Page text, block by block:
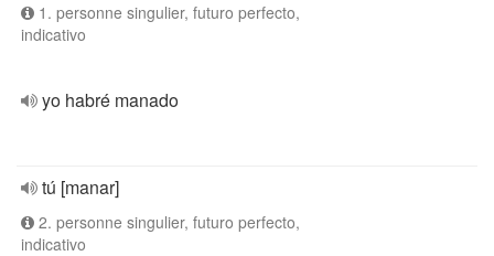
1. personne singulier, futuro perfecto,
indicativo
yo habré manado
tú [manar]
2. personne singulier, futuro perfecto,
indicativo